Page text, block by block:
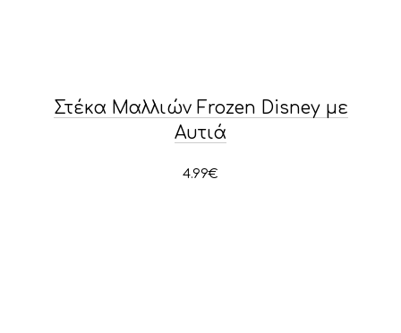
Στέκα Μαλλιών Frozen Disney με
Αυτιά
4.99€